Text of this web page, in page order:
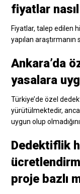
fiyatlar
Fiyatlar, talep edilen
yapılan
Ankara’da
yasalara
Türkiye’de özel
yürütülmektedir,
uygun olup
Dedektiflik
proje bazlı